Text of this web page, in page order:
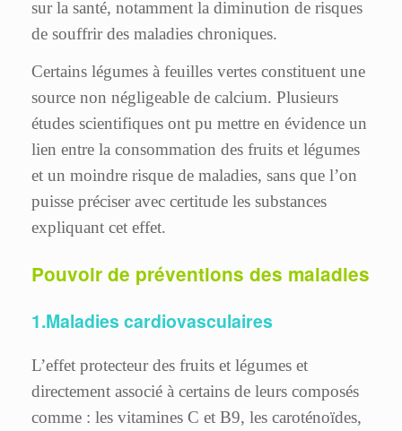
sur la santé, notamment la diminution de risques
de souffrir des maladies chroniques.
Certains légumes à feuilles vertes constituent une
source non négligeable de calcium. Plusieurs
études scientifiques ont pu mettre en évidence un
lien entre la consommation des fruits et légumes
et un moindre risque de maladies, sans que l’on
puisse préciser avec certitude les substances
expliquant cet effet.
Pouvoir de préventions des maladies
1.Maladies cardiovasculaires
L’effet protecteur des fruits et légumes et
directement associé à certains de leurs composés
comme : les vitamines C et B9, les caroténoïdes,